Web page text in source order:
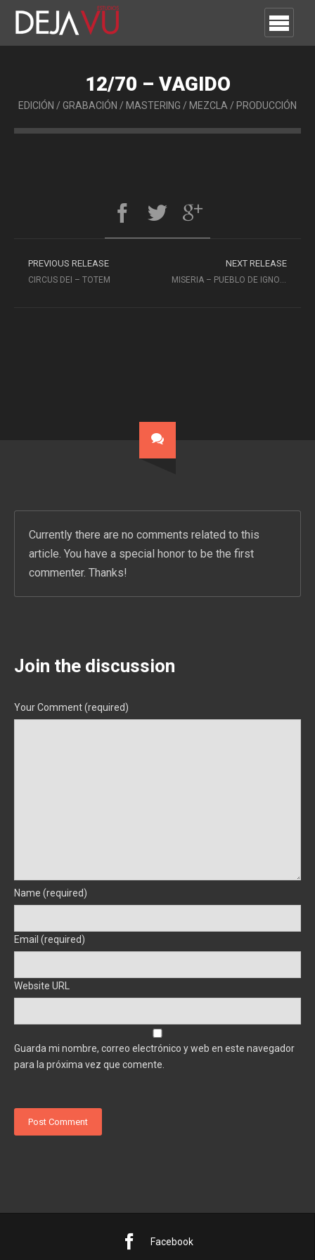
12/70 – VAGIDO
EDICIÓN / GRABACIÓN / MASTERING / MEZCLA / PRODUCCIÓN
PREVIOUS RELEASE
CIRCUS DEI – TOTEM
NEXT RELEASE
MISERIA – PUEBLO DE IGNORANTES
Currently there are no comments related to this
article. You have a special honor to be the first
commenter. Thanks!
Join the discussion
Your Comment (required)
Name (required)
Email (required)
Website URL
Guarda mi nombre, correo electrónico y web en este navegador
para la próxima vez que comente.
Facebook